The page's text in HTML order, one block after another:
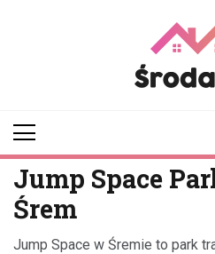
Jump Space
Śrem
Jump Space w Śremie to park